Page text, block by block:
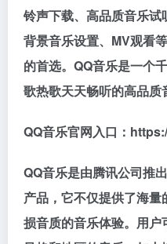
铃声下载、高品质音乐
背景音乐设置、MV观看
的首选。QQ音乐是一个
歌热歌天天畅听的高品质
QQ音乐官网入口：
QQ音乐是由腾讯公司推
产品，它不仅提供了海
损音质的音乐体验。用